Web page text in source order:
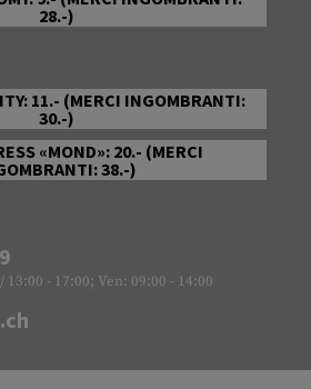
28.-)
11.- (MERCI INGOMBRANTI:
30.-)
«MOND»: 20.- (MERCI
38.-)
13:00 - 17:00; Ven: 09:00 - 14:00